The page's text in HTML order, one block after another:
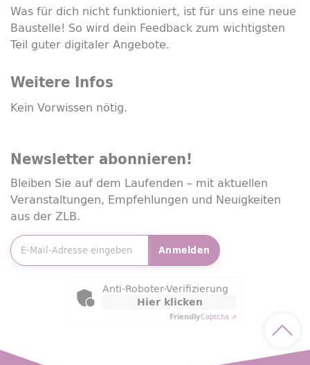
Was für dich nicht funktioniert, ist für uns eine neue
Baustelle! So wird dein Feedbackzum wichtigsten
Teil guter digitaler Angebote.
Weitere Infos
Kein Vorwissen nötig.
Newsletter abonnieren!
Bleiben Sie auf dem Laufenden – mit aktuellen
Veranstaltungen, Empfehlungen und Neuigkeiten
aus der ZLB.
Anmelden
Friendly Captcha
Anti-Roboter-Verifizierung
Hier klicken
FriendlyCaptcha ⇗